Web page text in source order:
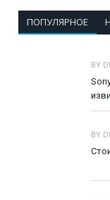
ПОПУЛЯРНОЕ
BY
BY